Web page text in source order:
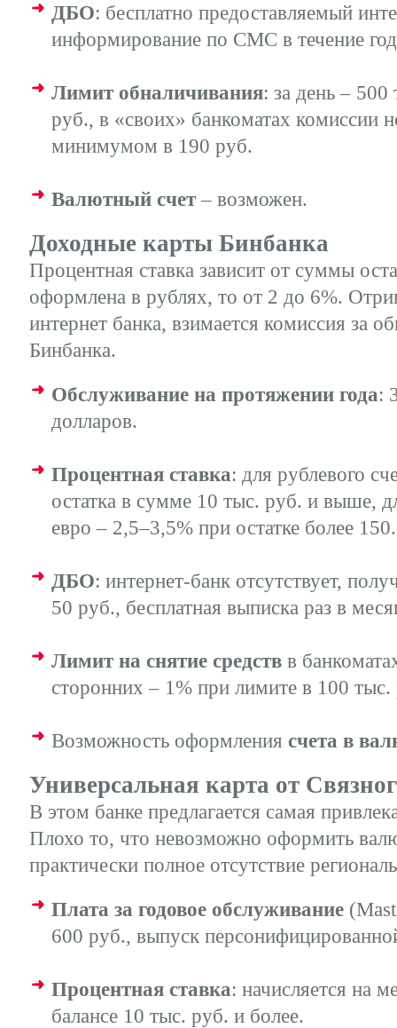
ДБО: бесплатно предоставляемый
информирование по СМС в течение
Лимит обналичивания: за день –
руб., в «своих» банкоматах комиссии
минимумом в 190 руб.
Валютный счет– возможен.
Доходные карты Бинбанка
Процентная ставка зависит от суммы
оформлена в рублях, то от 2 до 6%.
интернет банка, взимается комиссия за
Бинбанка.
Обслуживание на протяжении года:
долларов.
Процентная ставка: для рублевого
остатка в сумме 10 тыс. руб. и выше,
евро – 2,5–3,5% при остатке более 150.
ДБО: интернет-банк отсутствует,
50 руб., бесплатная выписка раз в
Лимит на снятие средств в
сторонних – 1% при лимите в 100 тыс.
Возможность оформления счета в
Универсальная карта от
В этом банке предлагается самая
Плохо то, что невозможно оформить
практически полное отсутствие
Плата за годовое обслуживание
600 руб., выпуск
Процентная ставка: начисляется на
балансе 10 тыс. руб. и более.